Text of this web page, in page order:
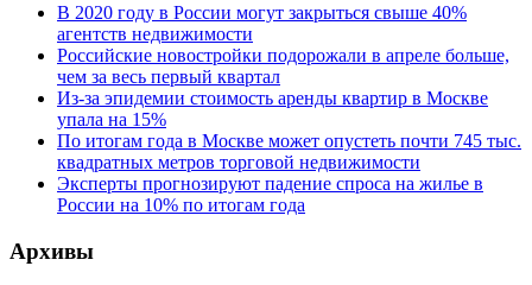
В 2020 году в России могут закрыться свыше 40%
агентств недвижимости
Российские новостройки подорожали в апреле больше,
чем за весь первый квартал
Из-за эпидемии стоимость аренды квартир в Москве
упала на 15%
По итогам года в Москве может опустеть почти 745 тыс.
квадратных метров торговой недвижимости
Эксперты прогнозируют падение спроса на жилье в
России на 10% по итогам года
Архивы